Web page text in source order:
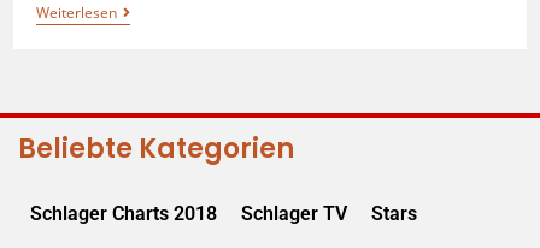
Weiterlesen
Beliebte Kategorien
Schlager Charts 2018 Schlager TV Stars